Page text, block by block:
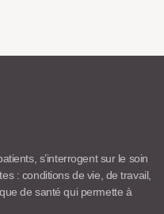
s’interrogent sur le soin
: conditions de vie, de travail,
de santé qui permette à